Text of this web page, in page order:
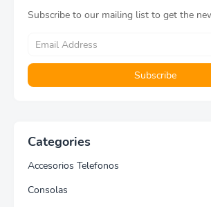
Subscribe to our mailing list to get the
Categories
Accesorios Telefonos
Consolas